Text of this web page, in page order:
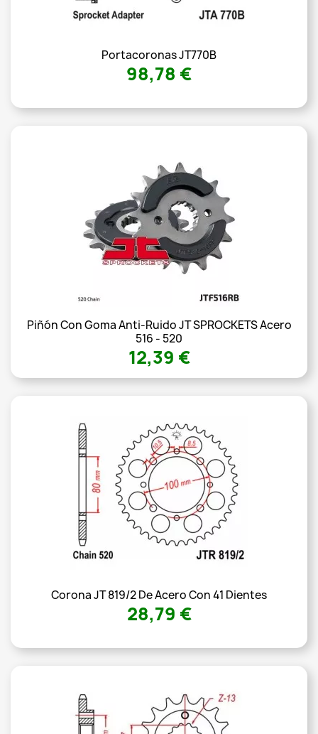
Portacoronas JT770B
98,78 €
Piñón Con Goma Anti-Ruido JT SPROCKETS Acero
516 - 520
12,39 €
Corona JT 819/2 De Acero Con 41 Dientes
28,79 €